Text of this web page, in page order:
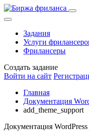
Задания
Услуги
Фрилансеры
Создать задание
Войти на сайт
Главная
Документация
add_theme_support
Документация WordPress